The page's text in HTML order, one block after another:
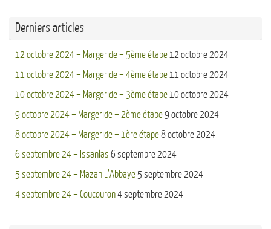
Derniers articles
12 octobre 2024 – Margeride – 5ème étape12 octobre 2024
11 octobre 2024 – Margeride – 4ème étape11 octobre 2024
10 octobre 2024 – Margeride – 3ème étape10 octobre 2024
9 octobre 2024 – Margeride – 2ème étape9 octobre 2024
8 octobre 2024 – Margeride – 1ère étape8 octobre 2024
6 septembre 24 – Issanlas 6 septembre 2024
5 septembre 24 – Mazan L’Abbaye 5 septembre 2024
4 septembre 24 – Coucouron4 septembre 2024